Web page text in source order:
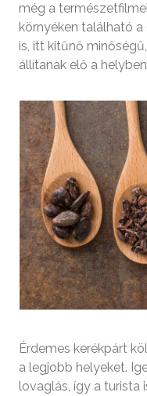
még a
környéken található
is, itt kitűnő
állítanak elő a
Érdemes kerékpárt
a legjobb helyeket.
lovaglás, így a turista